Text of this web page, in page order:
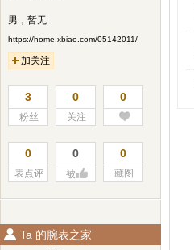
男，暂无
https://home.xbiao.com/05142011/
加关注
3
粉丝
0
关注
0
0
表点评
0
被
0
藏图
Ta 的腕表之家